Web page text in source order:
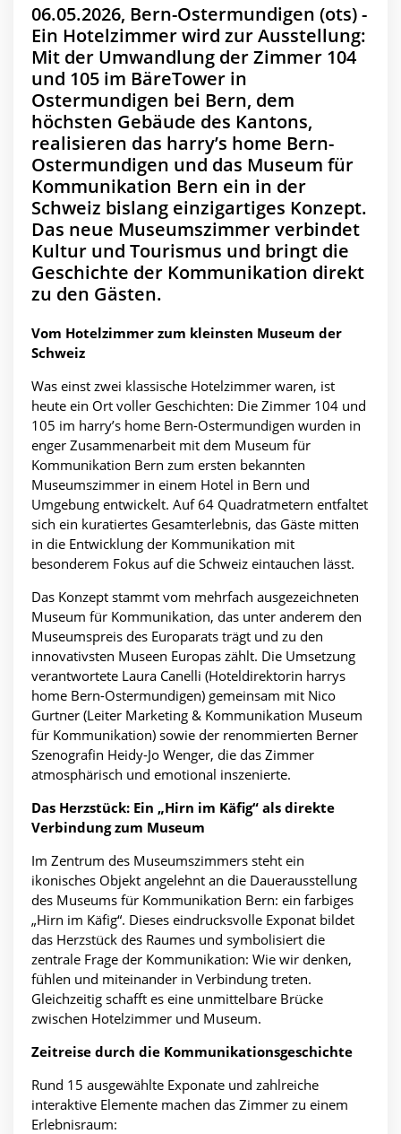
06.05.2026, Bern-Ostermundigen (ots) -
Ein Hotelzimmer wird zur Ausstellung:
Mit der Umwandlung der Zimmer 104
und 105 im BäreTower in
Ostermundigen bei Bern, dem
höchsten Gebäude des Kantons,
realisieren das harry’s home Bern-
Ostermundigen und das Museum für
Kommunikation Bern ein in der
Schweiz bislang einzigartiges Konzept.
Das neue Museumszimmer verbindet
Kultur und Tourismus und bringt die
Geschichte der Kommunikation direkt
zu den Gästen.
Vom Hotelzimmer zum kleinsten Museum der
Schweiz
Was einst zwei klassische Hotelzimmer waren, ist
heute ein Ort voller Geschichten: Die Zimmer 104 und
105 im harry’s home Bern-Ostermundigen wurden in
enger Zusammenarbeit mit dem Museum für
Kommunikation Bern zum ersten bekannten
Museumszimmer in einem Hotel in Bern und
Umgebung entwickelt. Auf 64 Quadratmetern entfaltet
sich ein kuratiertes Gesamterlebnis, das Gäste mitten
in die Entwicklung der Kommunikation mit
besonderem Fokus auf die Schweiz eintauchen lässt.
Das Konzept stammt vom mehrfach ausgezeichneten
Museum für Kommunikation, das unter anderem den
Museumspreis des Europarats trägt und zu den
innovativsten Museen Europas zählt. Die Umsetzung
verantwortete Laura Canelli (Hoteldirektorin harrys
home Bern-Ostermundigen) gemeinsam mit Nico
Gurtner (Leiter Marketing & Kommunikation Museum
für Kommunikation) sowie der renommierten Berner
Szenografin Heidy-Jo Wenger, die das Zimmer
atmosphärisch und emotional inszenierte.
Das Herzstück: Ein „Hirn im Käfig“ als direkte
Verbindung zum Museum
Im Zentrum des Museumszimmers steht ein
ikonisches Objekt angelehnt an die Dauerausstellung
des Museums für Kommunikation Bern: ein farbiges
„Hirn im Käfig“. Dieses eindrucksvolle Exponat bildet
das Herzstück des Raumes und symbolisiert die
zentrale Frage der Kommunikation: Wie wir denken,
fühlen und miteinander in Verbindung treten.
Gleichzeitig schafft es eine unmittelbare Brücke
zwischen Hotelzimmer und Museum.
Zeitreise durch die Kommunikationsgeschichte
Rund 15 ausgewählte Exponate und zahlreiche
interaktive Elemente machen das Zimmer zu einem
Erlebnisraum: